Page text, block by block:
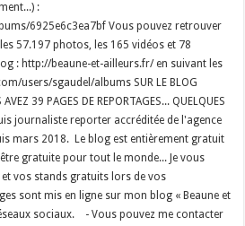
:
6925e6c3ea7bf Vous pouvez retrouver
57.197 photos, les 165 vidéos et 78
: http://beaune-et-ailleurs.fr/ en suivant les
users/sgaudel/albums SUR LE BLOG
39 PAGES DE REPORTAGES... QUELQUES
journaliste reporter accréditée de l'agence
mars 2018. Le blog est entièrement gratuit
gratuite pour tout le monde... Je vous
vos stands gratuits lors de vos
sont mis en ligne sur mon blog « Beaune et
sociaux. - Vous pouvez me contacter